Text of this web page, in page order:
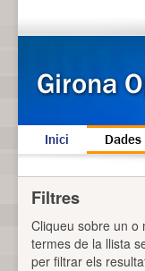
Inici Dades
Filtres
Cliqueu sobre un o
termes de la llista
per filtrar els